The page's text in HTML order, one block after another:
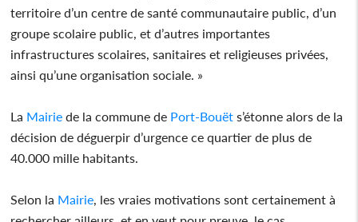
territoire d’un centre de santé communautaire public, d’un
groupe scolaire public, et d’autres importantes
infrastructures scolaires, sanitaires et religieuses privées,
ainsi qu’une organisation sociale. »
La Mairie de la commune de Port-Bouët s’étonne alors de la
décision de déguerpir d’urgence ce quartier de plus de
40.000 mille habitants.
Selon la Mairie , les vraies motivations sont certainement à